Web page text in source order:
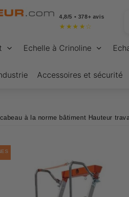
4,8/5 • 378+ avis
★ ★ ★ ★ ☆
Echelle à Crinoline
Accessoires et sécurité
à la norme bâtiment Hauteur